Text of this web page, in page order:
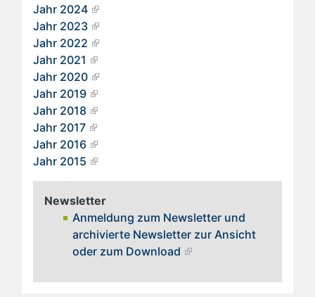
Jahr 2024
Jahr 2023
Jahr 2022
Jahr 2021
Jahr 2020
Jahr 2019
Jahr 2018
Jahr 2017
Jahr 2016
Jahr 2015
Newsletter
Anmeldung zum Newsletter und
archivierte Newsletter zur Ansicht
oder zum Download